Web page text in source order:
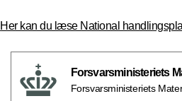
Her kan du læse National
Forsvarsministeriets
Forsvarsministeriets